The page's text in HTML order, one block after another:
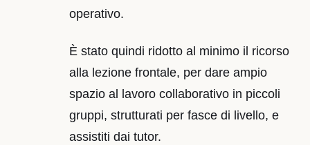
operativo.
È stato quindi ridotto al minimo il ricorso
alla lezione frontale, per dare ampio
spazio al lavoro collaborativo in piccoli
gruppi, strutturati per fasce di livello, e
assistiti dai tutor.